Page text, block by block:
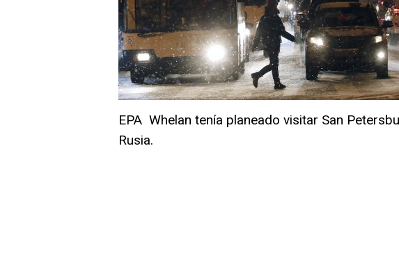
EPA Whelan tenía planeado visitar San
Rusia.